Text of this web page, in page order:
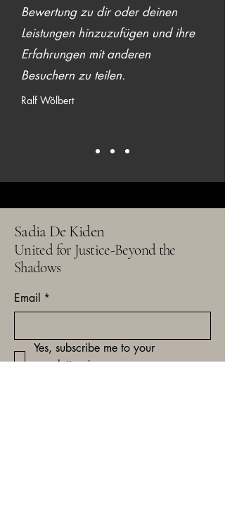
Bewertung zu dir oder deinen
Leistungen hinzuzufügen und ihre
Erfahrungen mit anderen
Besuchern zu teilen.
Ralf Wölbert
Sadia De Kiden
United for Justice-Beyond the
Shadows
Email *
Yes, subscribe me to your
newsletter.*